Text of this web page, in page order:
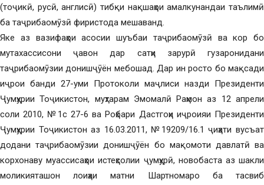
(тоҷикӣ, русӣ, англисӣ) тибқи нақшаҳои амалкунандаи таълимӣ
ба таҷрибаомӯзӣ фиристода мешаванд.
Яке аз вазифаҳои асосии шуъбаи таҷрибаомӯзӣ ва кор бо
мутахассисони ҷавон дар сатҳи зарурӣ гузаронидани
таҷрибаомӯзии донишҷӯён мебошад. Дар ин росто бо мақсади
иҷрои банди 27-уми Протоколи маҷлиси назди Президенти
Ҷумҳурии Тоҷикистон, муҳтарам Эмомалӣ Раҳмон аз 12 апрели
соли 2010, №1с 27-6 ва Роҳбари Дастгоҳи иҷроияи Президенти
Ҷумҳурии Тоҷикистон аз 16.03.2011, №19209/16.1 ҷиҳати вусъат
додани таҷрибаомӯзии донишҷӯён бо мақомоти давлатӣ ва
корхонаву муассисаҳои истеҳсолии ҷумҳурӣ, новобаста аз шакли
моликияташон лоиҳаи матни Шартномаро ба тасвиб